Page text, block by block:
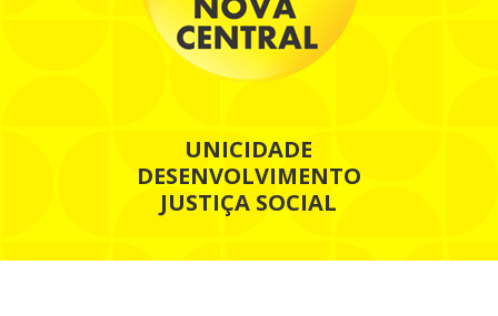
UNICIDADE
DESENVOLVIMENTO
JUSTIÇA SOCIAL